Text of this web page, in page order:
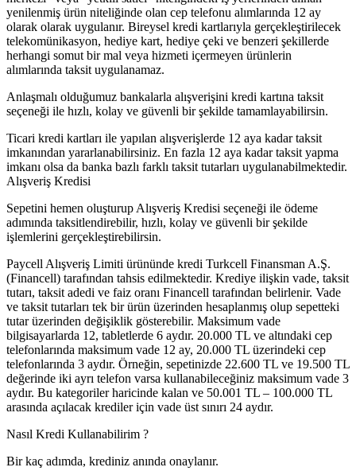
yenilenmiş ürün niteliğinde olan cep telefonu alımlarında 12 ay
olarak olarak uygulanır. Bireysel kredi kartlarıyla gerçekleştirilecek
telekomünikasyon, hediye kart, hediye çeki ve benzeri şekillerde
herhangi somut bir mal veya hizmeti içermeyen ürünlerin
alımlarında taksit uygulanamaz.
Anlaşmalı olduğumuz bankalarla alışverişini kredi kartına taksit
seçeneği ile hızlı, kolay ve güvenli bir şekilde tamamlayabilirsin.
Ticari kredi kartları ile yapılan alışverişlerde 12 aya kadar taksit
imkanından yararlanabilirsiniz. En fazla 12 aya kadar taksit yapma
imkanı olsa da banka bazlı farklı taksit tutarları uygulanabilmektedir.
Alışveriş Kredisi
Sepetini hemen oluşturup Alışveriş Kredisi seçeneği ile ödeme
adımında taksitlendirebilir, hızlı, kolay ve güvenli bir şekilde
işlemlerini gerçekleştirebilirsin.
Paycell Alışveriş Limiti ürününde kredi Turkcell Finansman A.Ş.
(Financell) tarafından tahsis edilmektedir. Krediye ilişkin vade, taksit
tutarı, taksit adedi ve faiz oranı Financell tarafından belirlenir. Vade
ve taksit tutarları tek bir ürün üzerinden hesaplanmış olup sepetteki
tutar üzerinden değişiklik gösterebilir. Maksimum vade
bilgisayarlarda 12, tabletlerde 6 aydır. 20.000 TL ve altındaki cep
telefonlarında maksimum vade 12 ay, 20.000 TL üzerindeki cep
telefonlarında 3 aydır. Örneğin, sepetinizde 22.600 TL ve 19.500 TL
değerinde iki ayrı telefon varsa kullanabileceğiniz maksimum vade 3
aydır. Bu kategoriler haricinde kalan ve 50.001 TL – 100.000 TL
arasında açılacak krediler için vade üst sınırı 24 aydır.
Nasıl Kredi Kullanabilirim ?
Bir kaç adımda, krediniz anında onaylanır.